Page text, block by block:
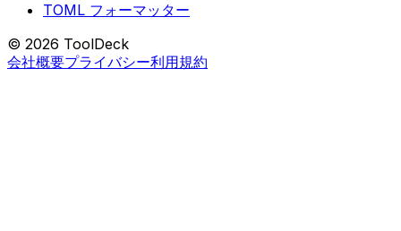
TOML フォーマッター
© 2026 ToolDeck
会社概要プライバシー利用規約